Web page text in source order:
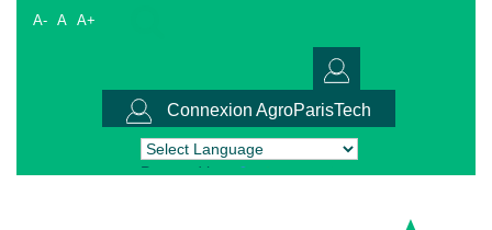
A- A A+
Connexion AgroParisTech
Powered by Translate